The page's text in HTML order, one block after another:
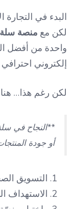
البدء في التجارة
لكن مع منصة سلة
واحدة من أفضل
إلكتروني
لكن رغم هذا…
**النجاح في
أو جودة
التسويق
الاستهداف